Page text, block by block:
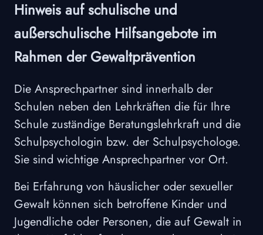
Hinweis auf schulische und
außerschulische Hilfsangebote im
Rahmen der Gewaltprävention
Die Ansprechpartner sind innerhalb der
Schulen neben den Lehrkräften die für Ihre
Schule zuständige Beratungslehrkraft und die
Schulpsychologin bzw. der Schulpsychologe.
Sie sind wichtige Ansprechpartner vor Ort.
Bei Erfahrung von häuslicher oder sexueller
Gewalt können sich betroffene Kinder und
Jugendliche oder Personen, die auf Gewalt in